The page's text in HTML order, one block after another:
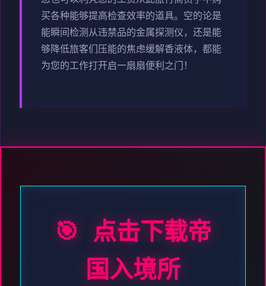
买各种能够提高检查效率的道具。空的论是
能瞬间检测从违禁品的金属探测仪，还是能
够降低旅客们压能的焦虑缓解香液体，都能
为您的工作打开启一扇扇便利之门！
🎯 点击下载帝
国入境所